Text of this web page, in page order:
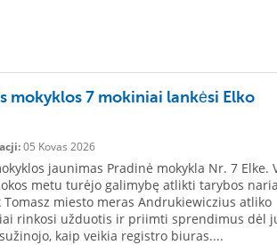
mokyklos 7 mokiniai lankėsi Elko
05 Kovas 2026
jaunimas Pradinė mokykla Nr. 7 Elke.
metu turėjo galimybę atlikti tarybos
miesto meras Andrukiewiczius atliko
rinkosi užduotis ir priimti sprendimus dėl
kaip veikia registro biuras....